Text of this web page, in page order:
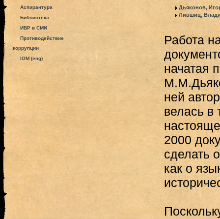
Аспирантура
Библиотека
ИВР в СМИ
Противодействие
коррупции
IOM (eng)
Дьяконов,
Лившиц,
Работа
начатая
ней
велась в
2000
сделать
как о